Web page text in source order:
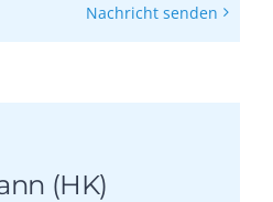
Nachricht senden
(HK)